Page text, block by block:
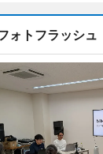
ォトフラッシュ